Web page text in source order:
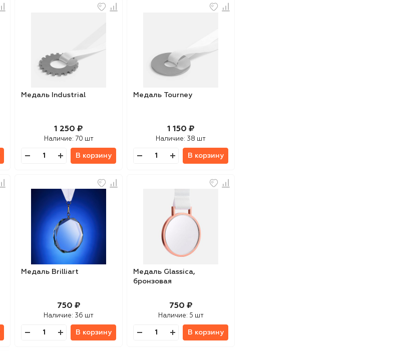
Медаль Industrial
1 250 ₽
Наличие: 70 шт
В корзину
Медаль Tourney
1 150 ₽
Наличие: 38 шт
В корзину
Медаль Brilliart
750 ₽
Наличие: 36 шт
В корзину
Медаль Glassica,
бронзовая
750 ₽
Наличие: 5 шт
В корзину